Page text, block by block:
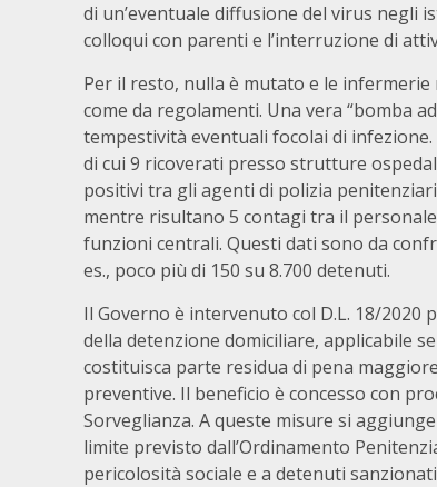
di un’eventuale diffusione del virus negli
colloqui con parenti e l’interruzione di
Per il resto, nulla è mutato e le
come da regolamenti. Una vera “bomba
tempestività eventuali focolai di
di cui 9 ricoverati presso strutture
positivi tra gli agenti di polizia
mentre risultano 5 contagi tra il
funzioni centrali. Questi dati sono da
es., poco più di 150 su 8.700 detenuti.
Il Governo è intervenuto col D.L. 18/
della detenzione domiciliare, applicabile
costituisca parte residua di pena
preventive. Il beneficio è concesso con
Sorveglianza. A queste misure si
limite previsto dall’Ordinamento
pericolosità sociale e a detenuti